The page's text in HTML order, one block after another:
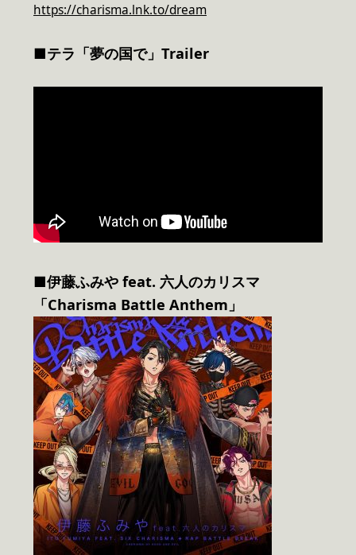
https://charisma.lnk.to/dream
■テラ「夢の国で」Trailer
■伊藤ふみや feat. 六人のカリスマ
「Charisma Battle Anthem」